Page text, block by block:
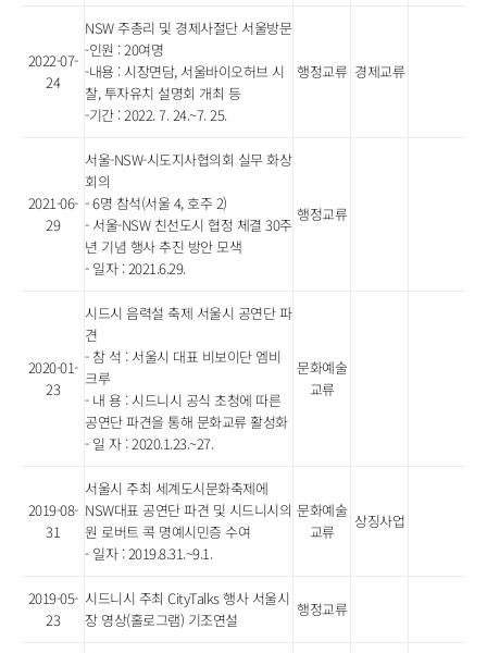
2022-07-
24
NSW 주총리 및 경제사절단 서울방문
-인원 : 20여명
-내용 : 시장면담, 서울바이오허브 시
찰, 투자유치 설명회 개최 등
-기간 : 2022. 7. 24.~7. 25.
행정교류 경제교류
2021-06-
29
서울-NSW-시도지사협의회 실무 화상
회의
- 6명 참석(서울 4, 호주 2)
- 서울-NSW 친선도시 협정 체결 30주
년 기념 행사 추진 방안 모색
- 일자 : 2021.6.29.
행정교류
2020-01-
23
시드시 음력설 축제 서울시 공연단 파
견
- 참 석 : 서울시 대표 비보이단 엠비
크루
- 내 용 : 시드니시 공식 초청에 따른
공연단 파견을 통해 문화교류 활성화
- 일 자 : 2020.1.23.~27.
문화예술
교류
2019-08-
31
서울시 주최 세계도시문화축제에
NSW대표 공연단 파견 및 시드니시의
원 로버트 콕 명예시민증 수여
- 일자 : 2019.8.31.~9.1.
문화예술
교류
상징사업
2019-05-
23
시드니시 주최 CityTalks 행사 서울시
장 영상(홀로그램) 기조연설
행정교류